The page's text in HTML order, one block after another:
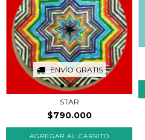
ENVÍO GRATIS
STAR
$790.000